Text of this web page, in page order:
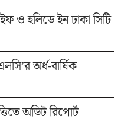
ও হলিডে ইন ঢাকা সিটি
অর্ধ-বার্ষিক
অডিট রিপোর্ট